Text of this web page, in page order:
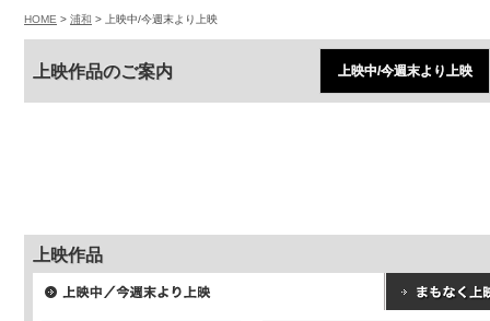
HOME > 浦和 > 上映中/今週末より上映
上映作品のご案内 上映中/今週末より上映
上映作品